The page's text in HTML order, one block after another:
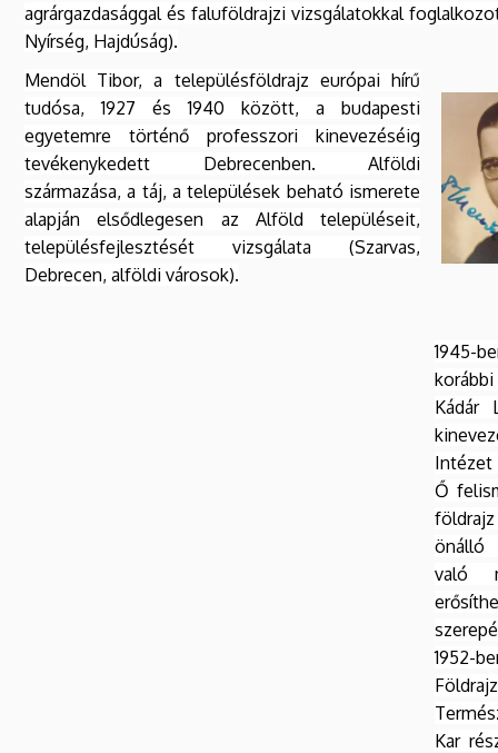
agrárgazdasággal és faluföldrajzi vizsgálatokkal
Nyírség, Hajdúság).
Mendöl Tibor, a településföldrajz európai hírű
tudósa, 1927 és 1940 között, a budapesti
egyetemre történő professzori kinevezéséig
tevékenykedett Debrecenben. Alföldi
származása, a táj, a települések beható ismerete
alapján elsődlegesen az Alföld településeit,
településfejlesztését vizsgálata (Szarvas,
Debrecen, alföldi városok).
1945-
Kádár
Ő
önálló
való
1952-
Kar